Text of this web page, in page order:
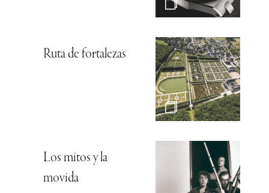
Ruta de fortalezas
Los mitos y la
movida